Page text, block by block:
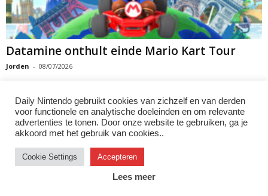
Datamine onthult einde Mario Kart Tour
Jorden - 08/07/2026
1 2 3
Instagram Facebook X/Twitter
Daily Nintendo gebruikt cookies van zichzelf en van derden
voor functionele en analytische doeleinden en om relevante
advertenties te tonen. Door onze website te gebruiken, ga je
akkoord met het gebruik van cookies..
Cookie Settings Accepteren
Lees meer